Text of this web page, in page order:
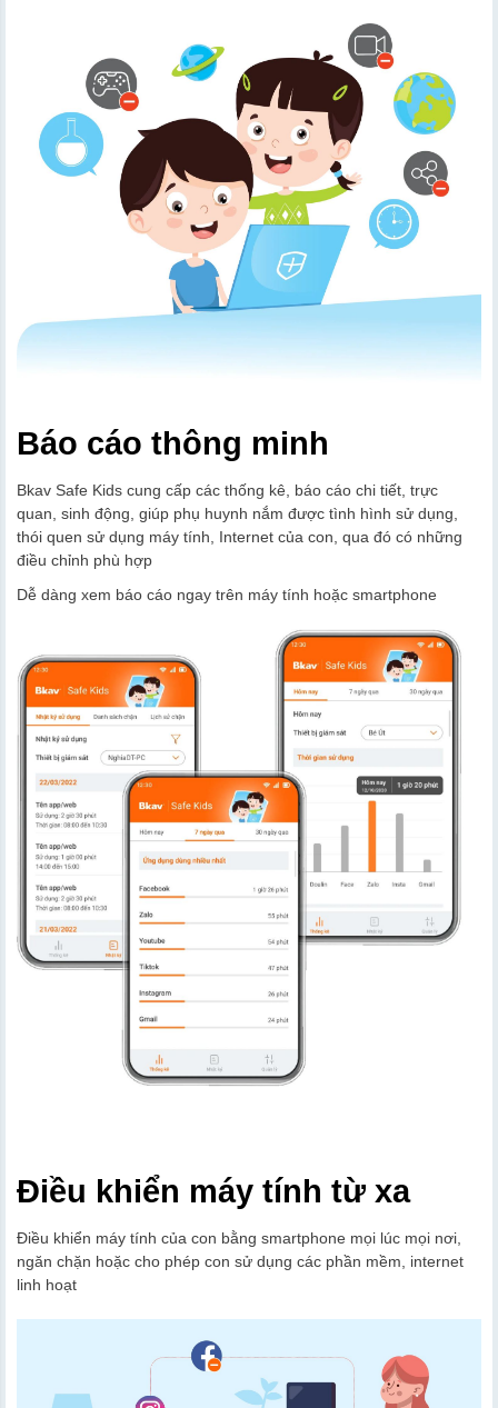
Báo cáo thông minh
Bkav Safe Kids cung cấp các thống kê, báo cáo chi tiết, trực
quan, sinh động, giúp phụ huynh nắm được tình hình sử dụng,
thói quen sử dụng máy tính, Internet của con, qua đó có những
điều chỉnh phù hợp
Dễ dàng xem báo cáo ngay trên máy tính hoặc smartphone
Điều khiển máy tính từ xa
Điều khiển máy tính của con bằng smartphone mọi lúc mọi nơi,
ngăn chặn hoặc cho phép con sử dụng các phần mềm, internet
linh hoạt